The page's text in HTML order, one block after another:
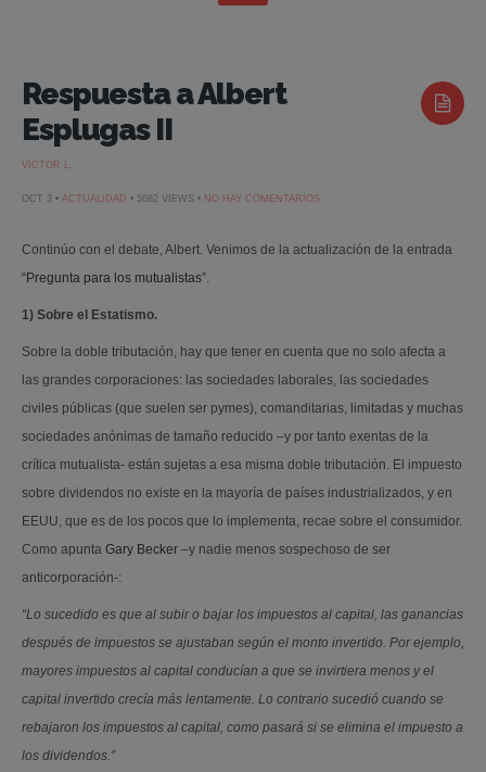
Respuesta a Albert
Esplugas II
VICTOR L.
OCT 3 • ACTUALIDAD • 5682 VIEWS • NO HAY COMENTARIOSEN
ESPLUGAS
Continúo con el debate, Albert. Venimos de la actualización de la entrada
“Pregunta para los mutualistas”.
1) Sobre el Estatismo.
Sobre la doble tributación, hay que tener en cuenta que no solo afecta a
las grandes corporaciones: las sociedades laborales, las sociedades
civiles públicas (que suelen ser pymes), comanditarias, limitadas y muchas
sociedades anónimas de tamaño reducido –y por tanto exentas de la
crítica mutualista- están sujetas a esa misma doble tributación. El impuesto
sobre dividendos no existe en la mayoría de países industrializados, y en
EEUU, que es de los pocos que lo implementa, recae sobre el consumidor.
Como apunta Gary Becker –y nadie menos sospechoso de ser
anticorporación-:
“Lo sucedido es que al subir o bajar los impuestos al capital, las ganancias
después de impuestos se ajustaban según el monto invertido. Por ejemplo,
mayores impuestos al capital conducían a que se invirtiera menos y el
capital invertido crecía más lentamente. Lo contrario sucedió cuando se
rebajaron los impuestos al capital, como pasará si se elimina el impuesto a
los dividendos.”